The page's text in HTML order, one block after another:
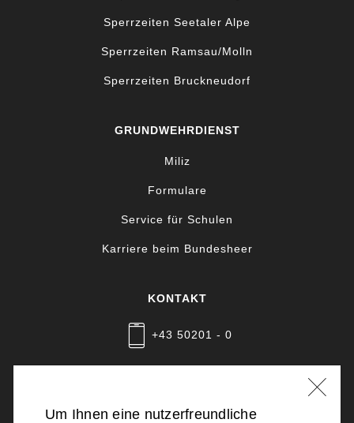
Sperrzeiten Seetaler Alpe
Sperrzeiten Ramsau/Molln
Sperrzeiten Bruckneudorf
GRUNDWEHRDIENST
Miliz
Formulare
Service für Schulen
Karriere beim Bundesheer
KONTAKT
+43 50201 - 0
Um Ihnen eine nutzerfreundliche